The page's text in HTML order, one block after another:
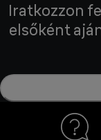
Iratkozzon
elsőként